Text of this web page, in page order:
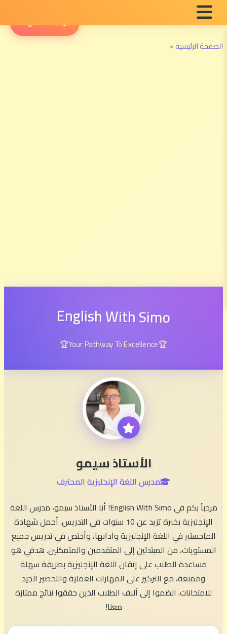
الصفحة الرئيسية>
English Radio
English With Simo
🏆Your Pathway To Excellence🏆
الأستاذ سيمو
مدرس اللغة الإنجليزية المحترف
مرحباً بكم في English With Simo! أنا الأستاذ سيمو، مدرس اللغة
الإنجليزية بخبرة تزيد عن 10 سنوات في التدريس. أحمل شهادة
الماجستير في اللغة الإنجليزية وآدابها، وأختص في تدريس جميع
المستويات، من المبتدئين إلى المتقدمين والمتمكنين. هدفي هو
مساعدة الطلاب على إتقان اللغة الإنجليزية بطريقة سهلة
وممتعة، مع التركيز على المهارات العملية والتحضير الجيد
للامتحانات. انضموا إلى آلاف الطلاب الذين حققوا نتائج ممتازة
معنا!